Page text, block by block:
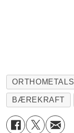
ORTHOMETALS
BÆREKRAFT